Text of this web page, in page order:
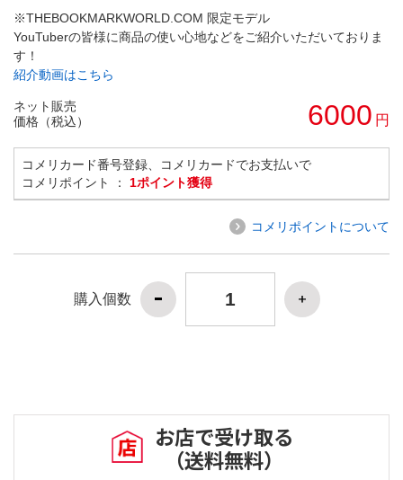
※THEBOOKMARKWORLD.COM 限定モデル
YouTuberの皆様に商品の使い心地などをご紹介いただいておりま
す！
紹介動画はこちら
ネット販売
価格（税込）
6000 円
コメリカード番号登録、コメリカードでお支払いで
コメリポイント ： 1ポイント獲得
コメリポイントについて
購入個数
お店で受け取る
（送料無料）